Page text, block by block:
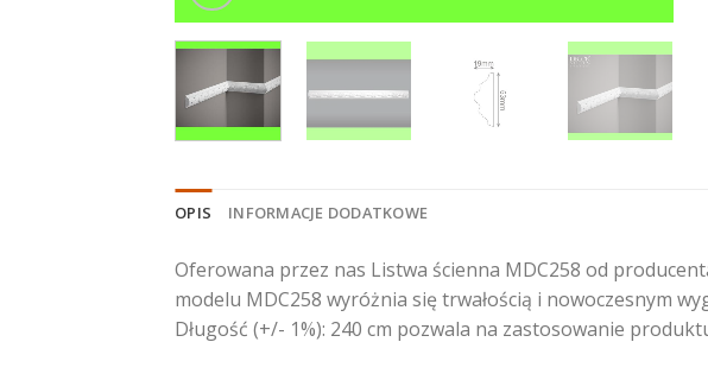
OPIS INFORMACJE DODATKOWE
Oferowana przez nas Listwa ścienna MDC258 od
modelu MDC258 wyróżnia się trwałością i nowoczesnym
Długość (+/- 1%): 240 cm pozwala na zastosowanie